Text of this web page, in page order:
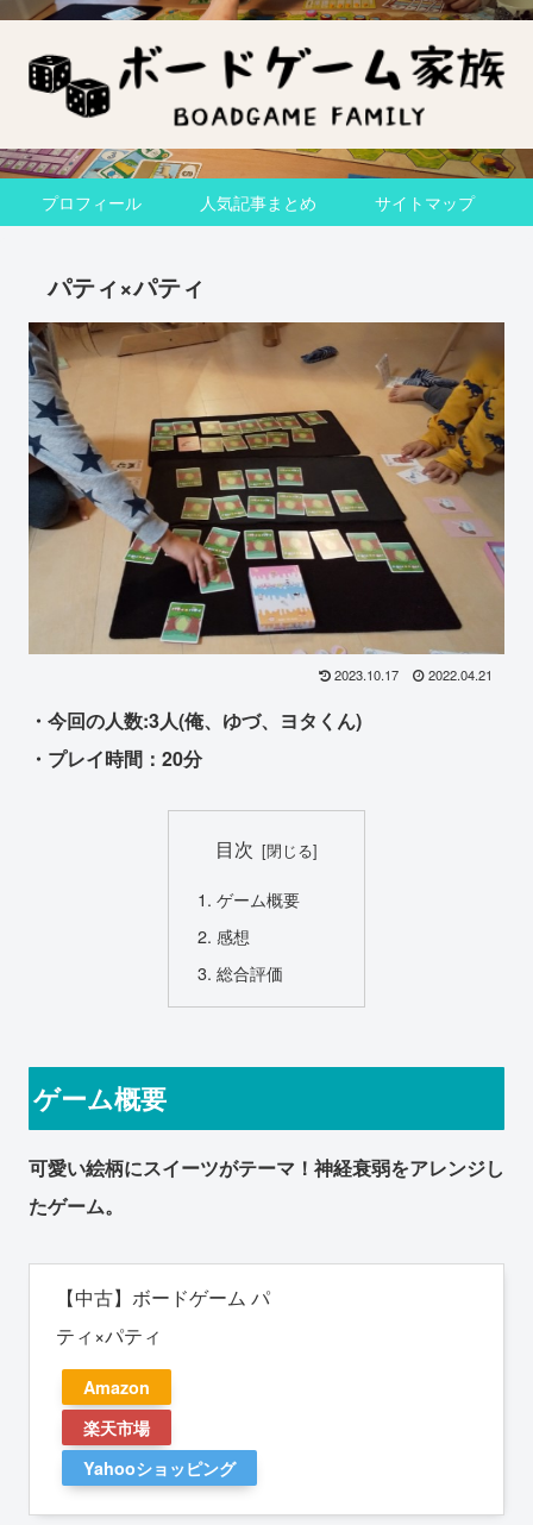
プロフィール 人気記事まとめ サイトマップ
パティ×パティ
2023.10.17 2022.04.21
・今回の人数:3人(俺、ゆづ、ヨタくん)
・プレイ時間：20分
目次
ゲーム概要
感想
総合評価
ゲーム概要
可愛い絵柄にスイーツがテーマ！神経衰弱をアレンジし
たゲーム。
【中古】ボードゲーム パ
ティ×パティ
Amazon
楽天市場
Yahooショッピング